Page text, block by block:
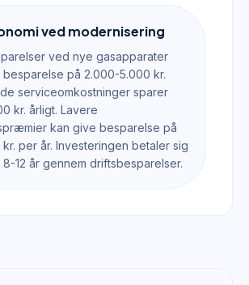
ved modernisering
ved nye gasapparater
på 2.000-5.000 kr.
serviceomkostninger sparer
kr. årligt. Lavere
kan give besparelse på
kr. per år. Investeringen betaler sig
12 år gennem driftsbesparelser.